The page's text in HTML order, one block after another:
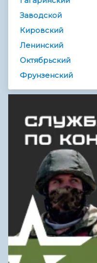
Заводской
Кировский
Ленинский
Октябрьский
Фрунзенский